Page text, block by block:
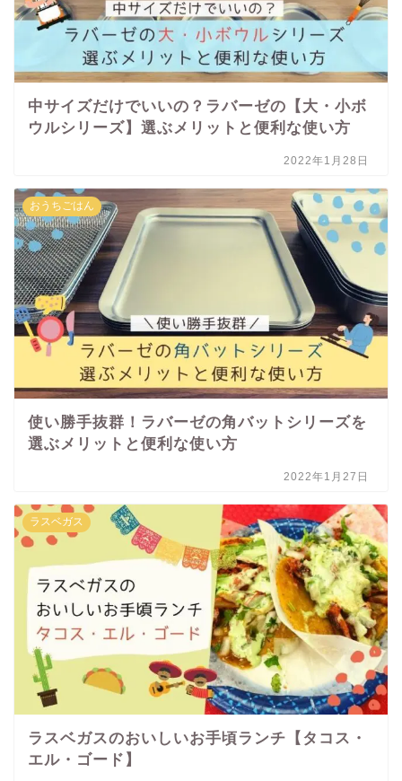
中サイズだけでいいの？ラバーゼの【大・小ボ
ウルシリーズ】選ぶメリットと便利な使い方
2022年1月28日
おうちごはん
使い勝手抜群！ラバーゼの角バットシリーズを
選ぶメリットと便利な使い方
2022年1月27日
ラスベガス
ラスベガスのおいしいお手頃ランチ【タコス・
エル・ゴード】